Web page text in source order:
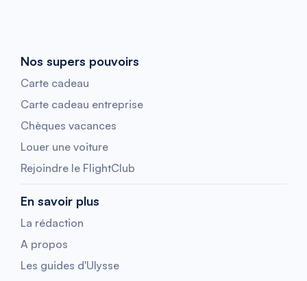
Nos supers pouvoirs
Carte cadeau
Carte cadeau entreprise
Chèques vacances
Louer une voiture
Rejoindre le FlightClub
En savoir plus
La rédaction
A propos
Les guides d'Ulysse